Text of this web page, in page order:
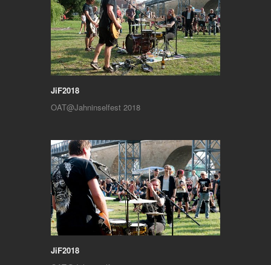
JiF2018
OAT@Jahninselfest 2018
JiF2018